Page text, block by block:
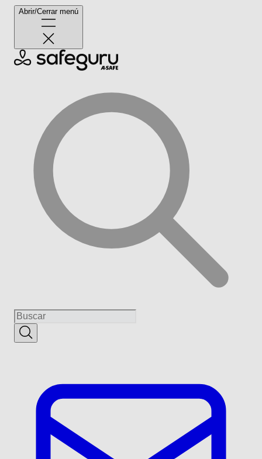
Abrir/Cerrar menú